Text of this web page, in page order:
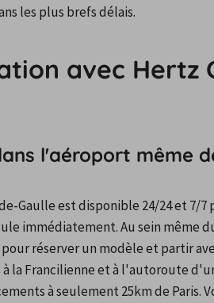
les plus brefs délais.
avec Hertz
l'aéroport même
Gaulle est disponible 24/24 et 7/
immédiatement. Au sein même
réserver un modèle et partir
la Francilienne et à l'autoroute
à seulement 25km de Paris.